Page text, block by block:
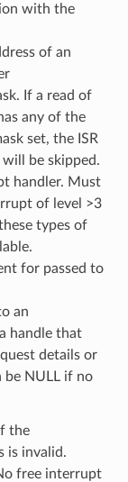
with the
of an
If a read of
any of the
set, the ISR
be skipped.
handler. Must
of level >3
types of
for passed to
an
handle that
details or
be NULL if no
the
is invalid.
free interrupt